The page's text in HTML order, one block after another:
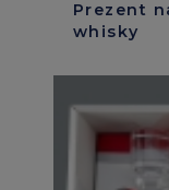
Prezent
whisky